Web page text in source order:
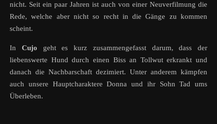
nicht. Seit ein paar Jahren ist auch von einer Neuverfilmung die
Rede, welche aber nicht so recht in die Gänge zu kommen
scheint.
In Cujo geht es kurz zusammengefasst darum, dass der
liebenswerte Hund durch einen Biss an Tollwut erkrankt und
danach die Nachbarschaft dezimiert. Unter anderem kämpfen
auch unsere Hauptcharaktere Donna und ihr Sohn Tad ums
Überleben.